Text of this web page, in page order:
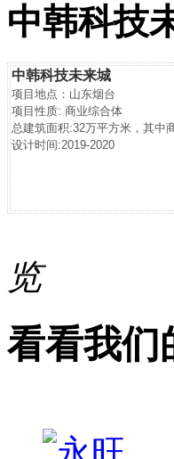
中韩科技
中韩科技未来城
项目地点：山东烟台
项目性质: 商业综合体
总建筑面积:32万平方米，其中
设计时间:2019-2020
览
看看我们